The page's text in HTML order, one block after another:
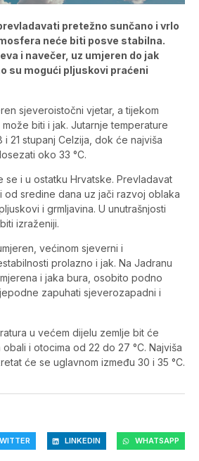
pretežno sunčano i vrlo
neće biti posve stabilna.
i navečer, uz umjeren do jak
su mogući pljuskovi praćeni
sjeveroistočni vjetar, a tijekom
biti i jak. Jutarnje temperature
i 21 stupanj Celzija, dok će najviša
oko 33 °C.
se i u ostatku Hrvatske. Prevladavat
od sredine dana uz jači razvoj oblaka
i grmljavina. U unutrašnjosti
izraženiji.
većinom sjeverni i
prolazno i jak. Na Jadranu
i jaka bura, osobito podno
zapuhati sjeverozapadni i
u većem dijelu zemlje bit će
obali i otocima od 22 do 27 °C. Najviša
će se uglavnom između 30 i 35 °C.
LINKEDIN WHATSAPP